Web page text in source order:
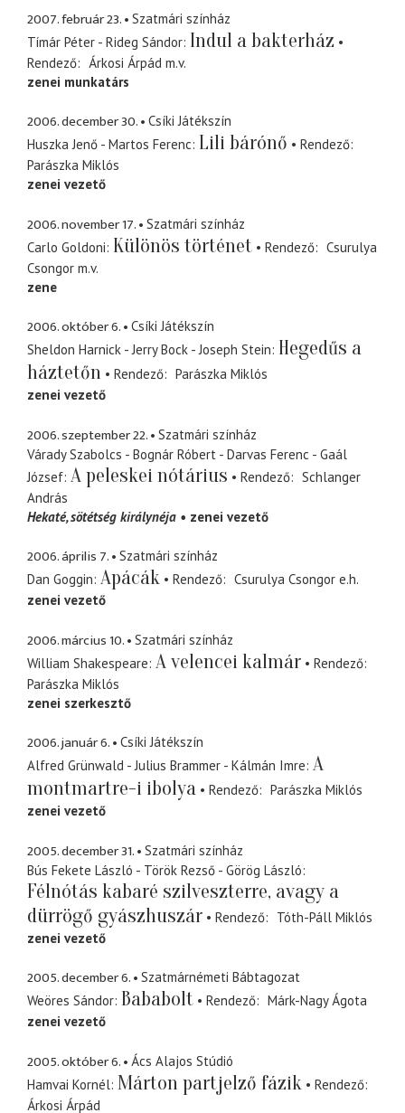
2007. február 23.
Szatmári színház
Tímár Péter - Rideg Sándor Indul a bakterház
Rendező Árkosi Árpád m.v.
zenei munkatárs
2006. december 30.
Csíki Játékszín
Huszka Jenő - Martos Ferenc Lili bárónő
Rendező
Parászka Miklós
zenei vezető
2006. november 17.
Szatmári színház
Carlo Goldoni Különös történet Rendező
Csurulya
Csongor m.v.
zene
2006. október 6.
Csíki Játékszín
Sheldon Harnick - Jerry Bock - Joseph Stein Hegedűs a
háztetőn
Rendező
Parászka Miklós
zenei vezető
2006. szeptember 22.
Szatmári színház
Várady Szabolcs - Bognár Róbert - Darvas Ferenc - Gaál
József A peleskei nótárius Rendező
Schlanger
András
Hekaté sötétség királynéja zenei vezető
2006. április 7.
Szatmári színház
Dan Goggin Apácák Rendező Csurulya Csongor e.h.
zenei vezető
2006. március 10.
Szatmári színház
William Shakespeare A velencei kalmár
Rendező
Parászka Miklós
zenei szerkesztő
2006. január 6.
Csíki Játékszín
Alfred Grünwald - Julius Brammer - Kálmán Imre A
montmartre-i ibolya
Rendező
Parászka Miklós
zenei vezető
2005. december 31.
Szatmári színház
Bús Fekete László - Török Rezső - Görög László
Félnótás kabaré szilveszterre, avagy a
dürrögő gyászhuszár
Rendező
Tóth-Páll Miklós
zenei vezető
2005. december 6.
Szatmárnémeti Bábtagozat
Weöres Sándor Bababolt Rendező
Márk-Nagy Ágota
zenei vezető
2005. október 6.
Ács Alajos Stúdió
Hamvai Kornél Márton partjelző fázik
Rendező
Árkosi Árpád